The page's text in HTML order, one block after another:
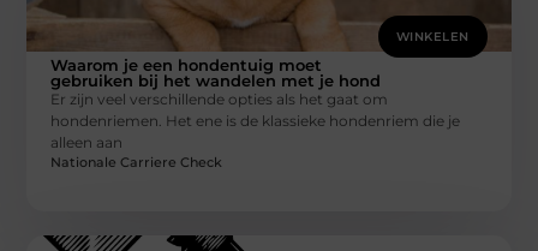
WINKELEN
Waarom je een hondentuig moet
gebruiken bij het wandelen met je hond
Er zijn veel verschillende opties als het gaat om
hondenriemen. Het ene is de klassieke hondenriem die je
alleen aan
Nationale Carriere Check